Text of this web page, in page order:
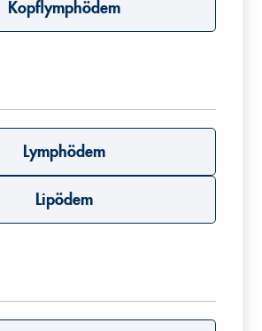
Kopflymphödem
Lymphödem
Lipödem